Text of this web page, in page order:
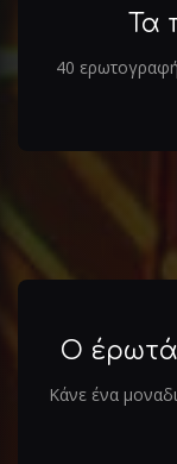
Τα
40
Ο
Κάνε ένα